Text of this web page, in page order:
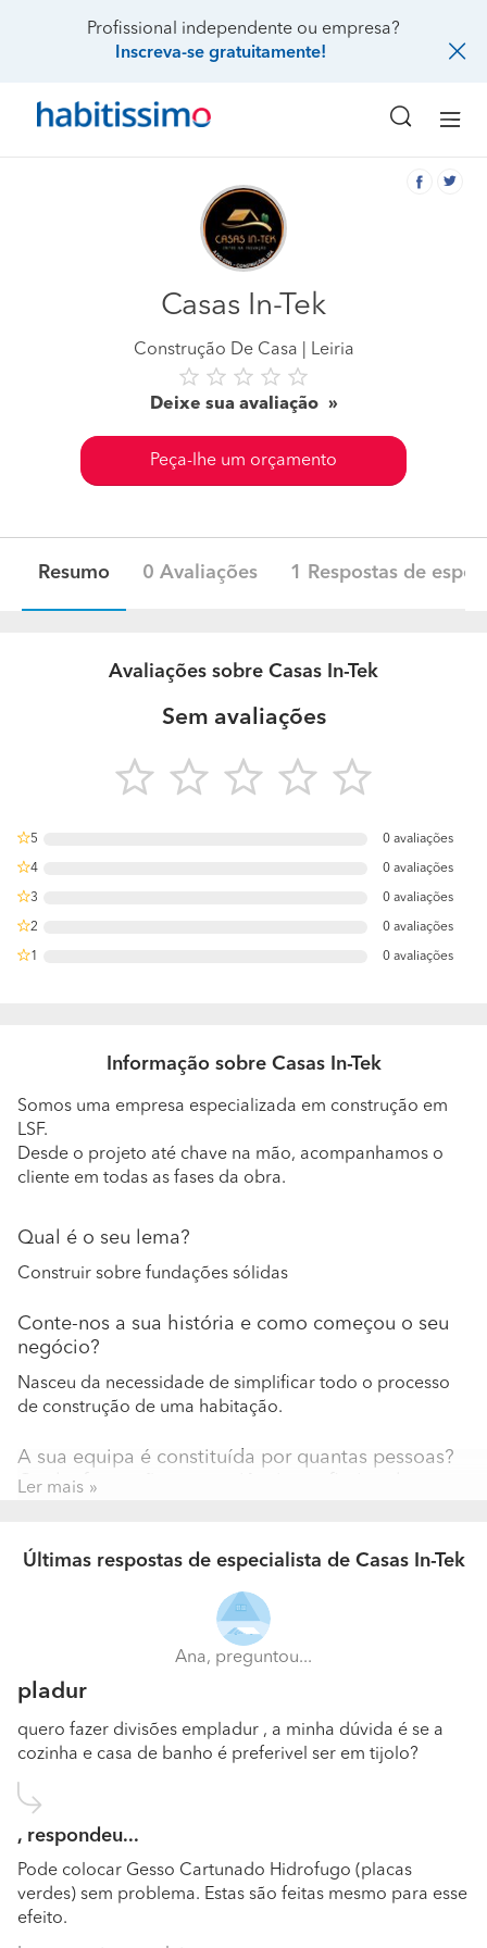
Profissional independente ou empresa?
Inscreva-se gratuitamente!
Casas In-Tek
Construção De Casa Leiria
Deixe sua avaliação
Peça-lhe um orçamento
Resumo 0 Avaliações 1 Respostas de
Avaliações sobre Casas In-Tek
Sem avaliações
5 0 avaliações
4 0 avaliações
3 0 avaliações
2 0 avaliações
1 0 avaliações
Informação sobre Casas In-Tek
Somos uma empresa especializada em construção em
LSF.
Desde o projeto até chave na mão, acompanhamos o
cliente em todas as fases da obra.
Qual é o seu lema?
Construir sobre fundações sólidas
Conte-nos a sua história e como começou o seu
negócio?
Nasceu da necessidade de simplificar todo o processo
de construção de uma habitação.
A sua equipa é constituída por quantas pessoas?
Qual a formação e experiência profissional que
Recorrem a terceiros para a realização de algum
tipo de trabalho? Em que categoria profissional?
Sim Arranjos exteriores Piscinas Canalização Eletricidade
Quantos trabalhos realizam anualmente? Qual é o
preço médio dos trabalhos realizados?
1 260mil/200m2
A sua empresa encontra-se especializada em que
tipos de trabalho?
Construção em LSF
Ler mais
Últimas respostas de especialista de Casas In-Tek
Ana, preguntou...
pladur
quero fazer divisões empladur , a minha dúvida é se a
cozinha e casa de banho é preferivel ser em tijolo?
, respondeu...
Pode colocar Gesso Cartunado Hidrofugo (placas
verdes) sem problema. Estas são feitas mesmo para esse
efeito.